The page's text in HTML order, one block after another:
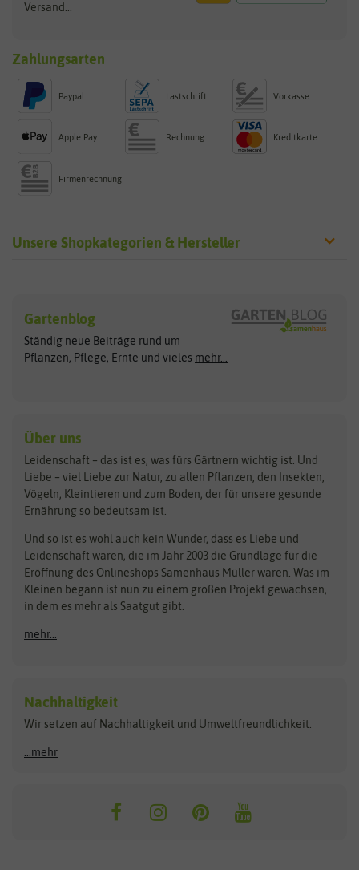
Versand...
Zahlungsarten
Paypal Lastschrift Vorkasse
Apple Pay Rechnung Kreditkarte
Firmenrechnung
Unsere Shopkategorien & Hersteller
Exotische Samen
Gemüsesamen
Gründünger
Kräutersamen
Obstsamen
Pilzbrut
Rasensamen
Steckzwiebeln
Zimmer & Kübelpflanzen
Kataloge
Schnäppchen
Anzucht & Gartenzubehör
Anzuchtschalen
Heizmatte & Heizkabel
Kokos-Quelltabletten
Zimmergewächshaus
Arche Noah
ASB Greenworld
Benary
Bingenheimer Saatgut
Bionana
BIOWOL
Blumicorn
Bûten Birds
Carl Pabst
Clever Pots
COMPO
Dürr-Samen
Feldsaaten Freudenberger
Fertil
Flora Elite
Florissa
Flortis
Franchi Sementi
Hortitops
JUB Holland
Gartenblog
Ständig neue Beiträge rund um
Pflanzen, Pflege, Ernte und vieles mehr...
Über uns
Leidenschaft – das ist es, was fürs Gärtnern wichtig ist. Und
Liebe – viel Liebe zur Natur, zu allen Pflanzen, den Insekten,
Vögeln, Kleintieren und zum Boden, der für unsere gesunde
Ernährung so bedeutsam ist.
Und so ist es wohl auch kein Wunder, dass es Liebe und
Leidenschaft waren, die im Jahr 2003 die Grundlage für die
Eröffnung des Onlineshops Samenhaus Müller waren. Was im
Kleinen begann ist nun zu einem großen Projekt gewachsen,
in dem es mehr als Saatgut gibt.
mehr...
Nachhaltigkeit
Wir setzen auf Nachhaltigkeit und Umweltfreundlichkeit.
...mehr